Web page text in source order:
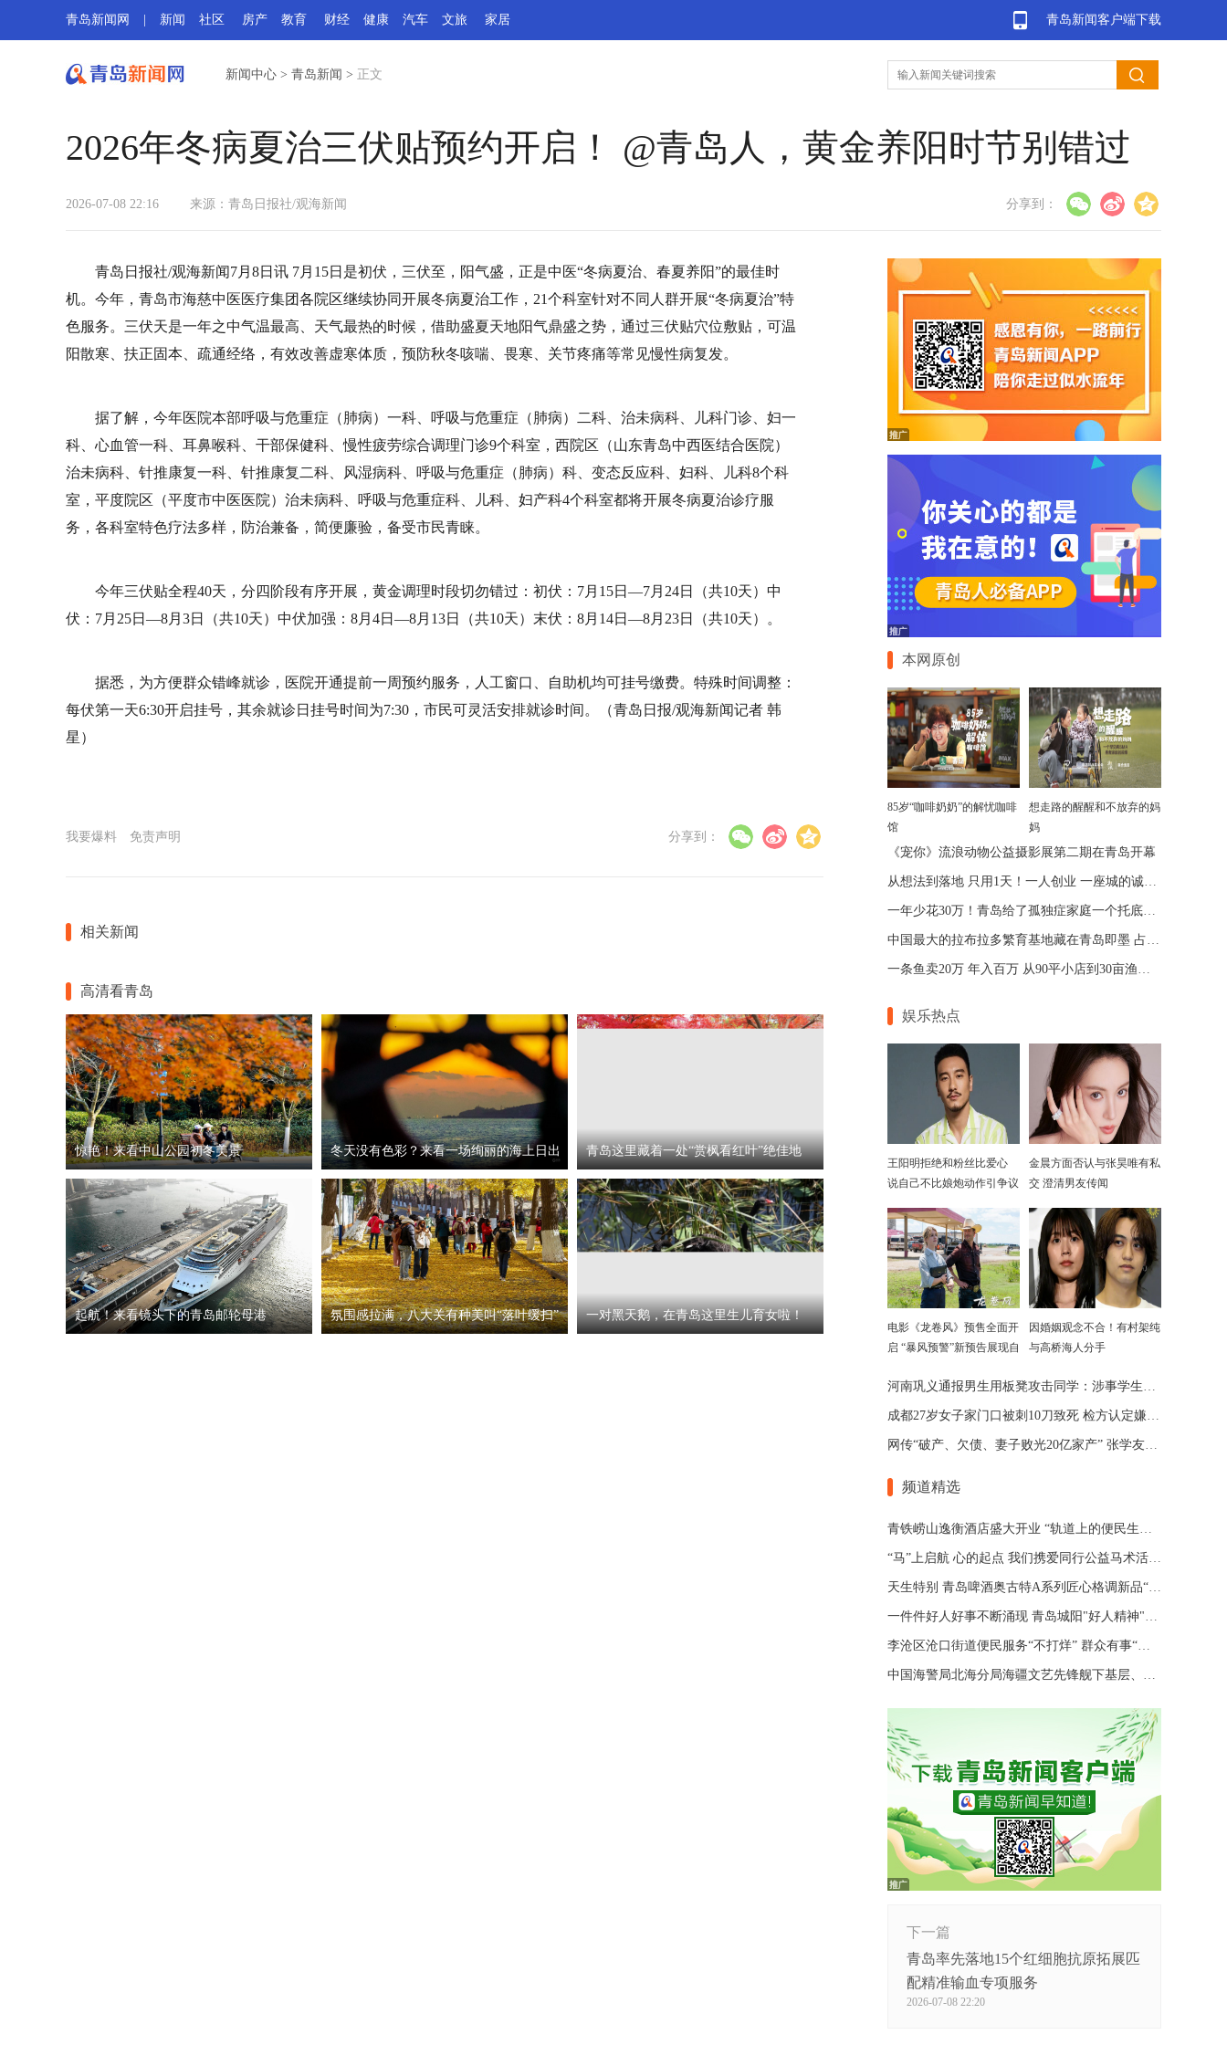
青岛新闻客户端下载
青岛新闻网 新闻 社区 房产 教育 财经 健康 汽车 文旅 家居
新闻中心 > 青岛新闻 > 正文
2026年冬病夏治三伏贴预约开启！ @青岛人，黄金养阳时节别错过
2026-07-08 22:16 来源：青岛日报社/观海新闻 分享到：
青岛日报社/观海新闻7月8日讯 7月15日是初伏，三伏至，阳气盛，正是中医“冬病夏治、春夏养阳”的最佳时
机。今年，青岛市海慈中医医疗集团各院区继续协同开展冬病夏治工作，21个科室针对不同人群开展“冬病夏治”特
色服务。三伏天是一年之中气温最高、天气最热的时候，借助盛夏天地阳气鼎盛之势，通过三伏贴穴位敷贴，可温
阳散寒、扶正固本、疏通经络，有效改善虚寒体质，预防秋冬咳喘、畏寒、关节疼痛等常见慢性病复发。
据了解，今年医院本部呼吸与危重症（肺病）一科、呼吸与危重症（肺病）二科、治未病科、儿科门诊、妇一
科、心血管一科、耳鼻喉科、干部保健科、慢性疲劳综合调理门诊9个科室，西院区（山东青岛中西医结合医院）
治未病科、针推康复一科、针推康复二科、风湿病科、呼吸与危重症（肺病）科、变态反应科、妇科、儿科8个科
室，平度院区（平度市中医医院）治未病科、呼吸与危重症科、儿科、妇产科4个科室都将开展冬病夏治诊疗服
务，各科室特色疗法多样，防治兼备，简便廉验，备受市民青睐。
今年三伏贴全程40天，分四阶段有序开展，黄金调理时段切勿错过：初伏：7月15日—7月24日（共10天）中
伏：7月25日—8月3日（共10天）中伏加强：8月4日—8月13日（共10天）末伏：8月14日—8月23日（共10天）。
据悉，为方便群众错峰就诊，医院开通提前一周预约服务，人工窗口、自助机均可挂号缴费。特殊时间调整：
每伏第一天6:30开启挂号，其余就诊日挂号时间为7:30，市民可灵活安排就诊时间。（青岛日报/观海新闻记者 韩
星）
我要爆料 免责声明 分享到：
相关新闻
高清看青岛
惊艳！来看中山公园初冬美景 冬天没有色彩？来看一场绚丽的海上日出 青岛这里藏着一处“赏枫看红叶”绝佳地
起航！来看镜头下的青岛邮轮母港 氛围感拉满，八大关有种美叫“落叶缓扫” 一对黑天鹅，在青岛这里生儿育女啦！
本网原创
85岁“咖啡奶奶”的解忧咖啡
馆
想走路的醒醒和不放弃的妈
妈
《宠你》流浪动物公益摄影展第二期在青岛开幕
从想法到落地 只用1天！一人创业 一座城的诚意 青岛让“一人公司”跑出加速度
一年少花30万！青岛给了孤独症家庭一个托底的答案
中国最大的拉布拉多繁育基地藏在青岛即墨 占地75亩年入七位数
一条鱼卖20万 年入百万 从90平小店到30亩渔场 青岛“锦鲤大王”带动乡邻增收
娱乐热点
王阳明拒绝和粉丝比爱心
说自己不比娘炮动作引争议
金晨方面否认与张昊唯有私
交 澄清男友传闻
电影《龙卷风》预售全面开
启 “暴风预警”新预告展现自
因婚姻观念不合！有村架纯
与高桥海人分手
河南巩义通报男生用板凳攻击同学：涉事学生已被劝退
成都27岁女子家门口被刺10刀致死 检方认定嫌犯患精神分裂
网传“破产、欠债、妻子败光20亿家产” 张学友回应了
频道精选
青铁崂山逸衡酒店盛大开业 “轨道上的便民生活圈”渐行渐近
“马”上启航 心的起点 我们携爱同行公益马术活动 在青岛博洋马术俱乐部举办
天生特别 青岛啤酒奥古特A系列匠心格调新品“特别”登场
一件件好人好事不断涌现 青岛城阳"好人精神"擦亮城市文明底色
李沧区沧口街道便民服务“不打烊” 群众有事“随时办”
中国海警局北海分局海疆文艺先锋舰下基层、进码头、上海岛巡演
下一篇
青岛率先落地15个红细胞抗原拓展匹
配精准输血专项服务
2026-07-08 22:20